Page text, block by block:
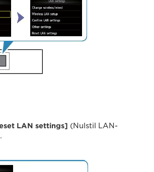
LAN settings] (Nulstil LAN-